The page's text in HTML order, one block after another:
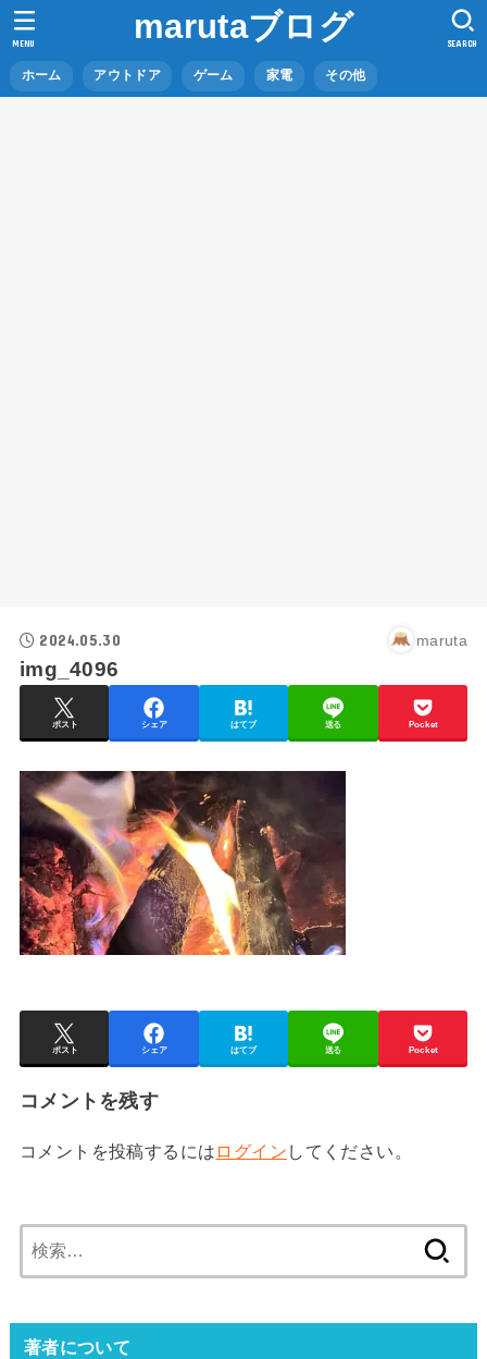
marutaブログ
ホーム アウトドア ゲーム 家電 その他
SEARCH
MENU
2024.05.30 maruta
img_4096
ポスト シェア はてブ 送る Pocket
ポスト シェア はてブ 送る Pocket
コメントを残す
コメントを投稿するには ログイン してください。
索:
著者について